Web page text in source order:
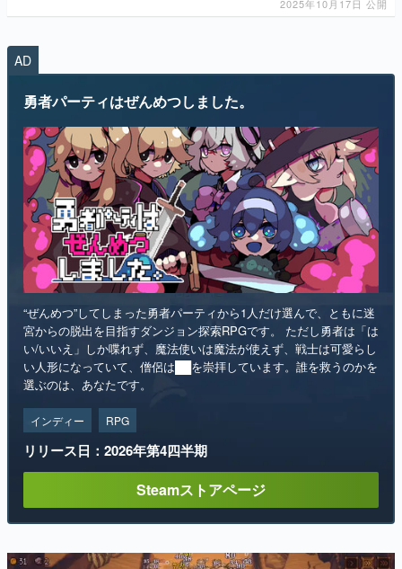
2025年10月17日 公開
AD
勇者パーティはぜんめつしました。
“ぜんめつ”してしまった勇者パーティから1人だけ選んで、ともに迷
宮からの脱出を目指すダンジョン探索RPGです。 ただし勇者は「は
い/いいえ」しか喋れず、魔法使いは魔法が使えず、戦士は可愛らし
い人形になっていて、僧侶は██を崇拝しています。誰を救うのかを
選ぶのは、あなたです。
インディー RPG
リリース日：2026年第4四半期
Steamストアページ